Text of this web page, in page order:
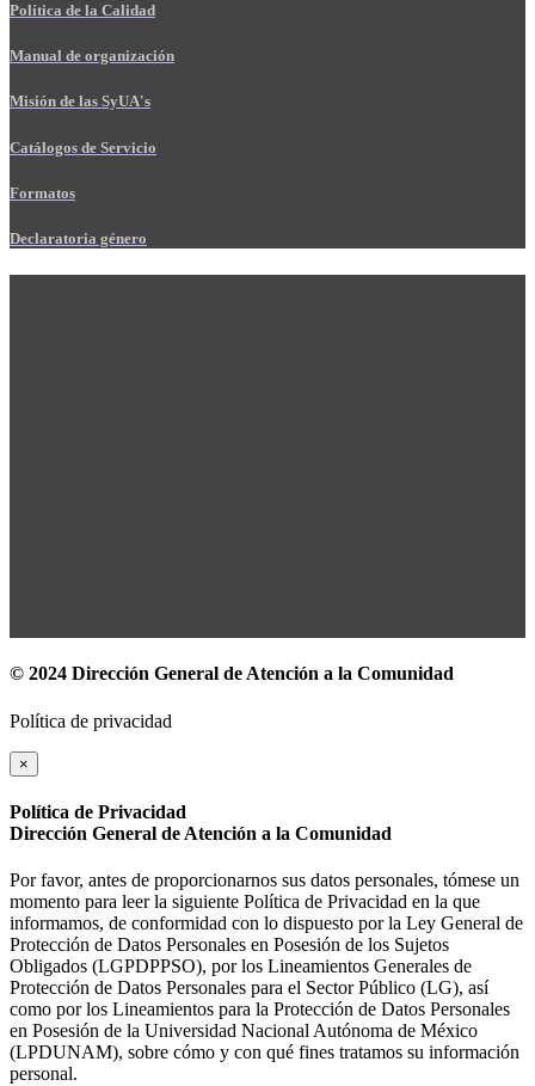
Política de la Calidad
Manual de organización
Misión de las SyUA's
Catálogos de Servicio
Formatos
Declaratoria género
© 2024 Dirección General de Atención a la Comunidad
Política de privacidad
×
Política de Privacidad
Dirección General de Atención a la Comunidad
Por favor, antes de proporcionarnos sus datos personales, tómese un
momento para leer la siguiente Política de Privacidad en la que
informamos, de conformidad con lo dispuesto por la Ley General de
Protección de Datos Personales en Posesión de los Sujetos
Obligados (LGPDPPSO), por los Lineamientos Generales de
Protección de Datos Personales para el Sector Público (LG), así
como por los Lineamientos para la Protección de Datos Personales
en Posesión de la Universidad Nacional Autónoma de México
(LPDUNAM), sobre cómo y con qué fines tratamos su información
personal.